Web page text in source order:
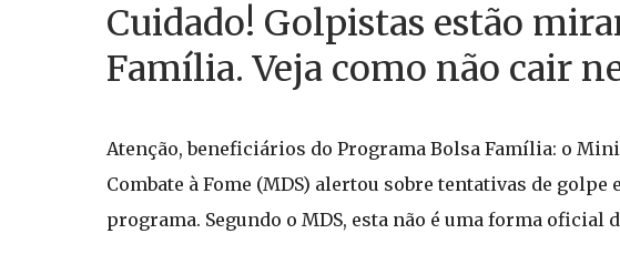
Cuidado! Golpistas estão
Família. Veja como não cair
Atenção, beneficiários do Programa Bolsa Família: o
Combate à Fome (MDS) alertou sobre tentativas de
programa. Segundo o MDS, esta não é uma forma